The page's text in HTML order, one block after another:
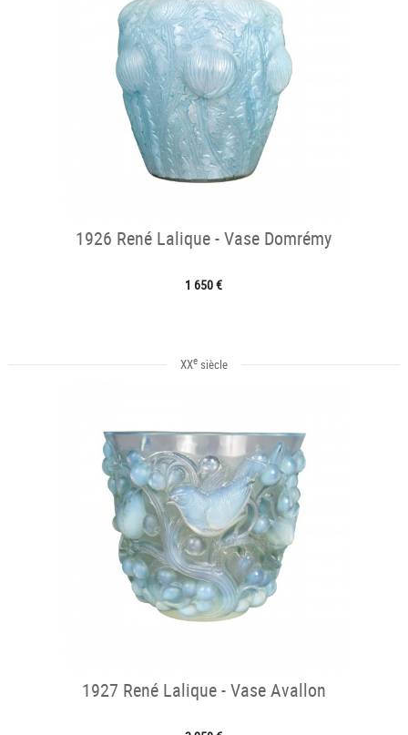
1926 René Lalique - Vase Domrémy
1 650 €
XXesiècle
1927 René Lalique - Vase Avallon